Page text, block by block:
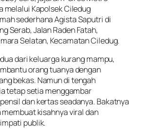
melalui Kapolsek Ciledug
sederhana Agista Saputri di
Serab, Jalan Raden Fatah,
Selatan, Kecamatan Ciledug.
dari keluarga kurang mampu,
orang tuanya dengan
bekas. Namun di tengah
tetap setia menggambar
dan kertas seadanya. Bakatnya
membuat kisahnya viral dan
publik.